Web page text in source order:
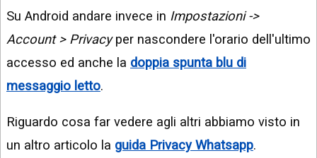
Su Android andare invece in Impostazioni ->
Account > Privacyper nascondere l'orario dell'ultimo
accesso ed anche la doppia spunta blu di
messaggio letto.
Riguardo cosa far vedere agli altri abbiamo visto in
un altro articolo la guida Privacy Whatsapp.